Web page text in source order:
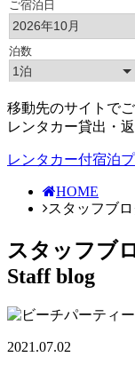
移動先のサイトで
レンタカー貸出・
レンタカー付宿泊
HOME
スタッフブ
スタッフブ
Staff blog
2021.07.02